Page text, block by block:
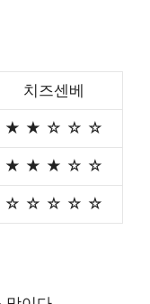
치즈센베
★ ★ ☆ ☆ ☆
★ ★ ★ ☆ ☆
☆ ☆ ☆ ☆ ☆